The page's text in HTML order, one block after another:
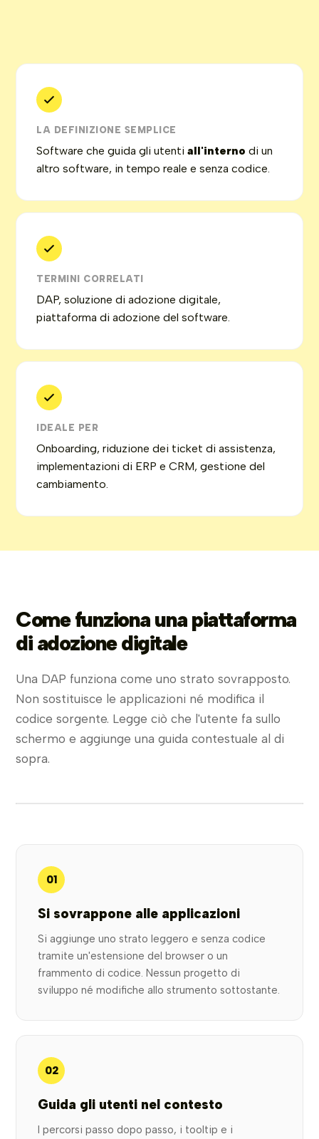
LA DEFINIZIONE SEMPLICE
Software che guida gli utentiall'interno di un
altro software, in tempo reale e senza codice.
TERMINI CORRELATI
DAP, soluzione di adozione digitale,
piattaforma di adozione del software.
IDEALE PER
Onboarding, riduzione dei ticket di assistenza,
implementazioni di ERP e CRM, gestione del
cambiamento.
Come funziona una piattaforma
di adozione digitale
Una DAP funziona come uno strato sovrapposto.
Non sostituisce le applicazioni né modifica il
codice sorgente. Legge ciò che l'utente fa sullo
schermo e aggiunge una guida contestuale al di
sopra.
01
Si sovrappone alle applicazioni
Si aggiunge uno strato leggero e senza codice
tramite un'estensione del browser o un
frammento di codice. Nessun progetto di
sviluppo né modifiche allo strumento sottostante.
02
Guida gli utenti nel contesto
I percorsi passo dopo passo, i tooltip e i